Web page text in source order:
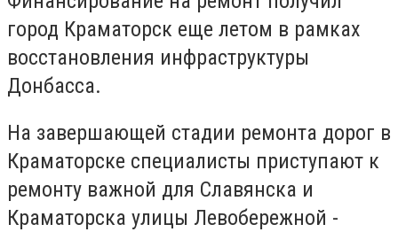
город Краматорск еще летом в рамках
восстановления инфраструктуры
Донбасса.
На завершающей стадии ремонта дорог в
Краматорске специалисты приступают к
ремонту важной для Славянска и
Краматорска улицы Левобережной -